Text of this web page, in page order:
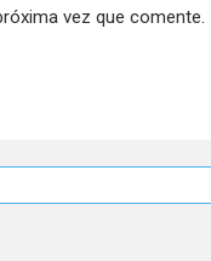
vez que comente.